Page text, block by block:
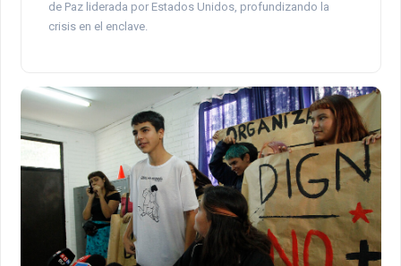
de Paz liderada por Estados Unidos, profundizando la
crisis en el enclave.